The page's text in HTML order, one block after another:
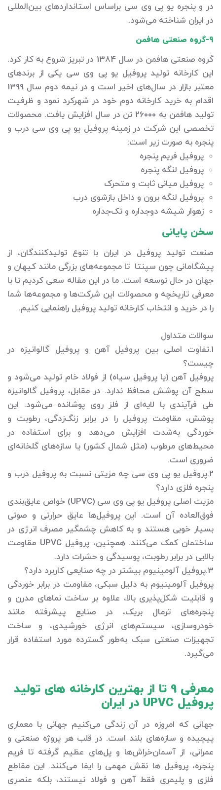
در و پنجره یو پی وی سی براساس استانداردهای بین‌المللی
در ایران شناخته می‌شود.
9-گروه صنعتی هافمن
گروه صنعتی هافمن در سال 1384 در تبریز شروع به کار کرد.
این کارخانه تولید پروفیل یو پی وی سی یکی از برندهای
معتبر بازار در سال‌های اخیر است و در نیمه دوم سال 1399
اقدام به خرید کارخانه دوم خود در شهرکرد نمود و ظرفیت
تولید هافمن به 26000 تن در سال افزایش یافت. محصولات
تخصصی این شرکت در زمینه پروفیل یو پی وی سی درب و
پنجره به صورت زیر است:
پروفیل فریم پنجره
پروفیل لنگه پنجره
پروفیل میانی ثابت و متحرک
پروفیل لنگه برون و داخل بازشوی درب
زهوار شیشه دوجداره و تک‌جداره
سخن پایانی
صنعت تولید پروفیل در ایران با تنوع تولیدکنندگان، از
پیشگامانی چون سپنتا تا مجموعه‌های بزرگی مانند کیهان و
جهان در حال توسعه است. ما در این مقاله سعی کردیم تا با
معرفی تاریخچه و محصولات این شرکت‌ها و مجموعه‌ها شما
را در خرید و انتخاب کارخانه تولید پروفیل راهنمایی کنیم.
سوالات متداول
1.تفاوت اصلی بین پروفیل آهن و پروفیل گالوانیزه در
چیست؟
پروفیل آهن (یا پروفیل سیاه) از فولاد خام تولید می‌شود و
سطح آن پوشش محافظ ندارد. در مقابل، پروفیل گالوانیزه
طی فرآیندی با لایه‌ای از فلز روی پوشانده می‌شود. این
پوشش، مقاومت پروفیل را در برابر زنگ‌زدگی، رطوبت و
خوردگی به‌شدت افزایش می‌دهد و برای استفاده در
محیط‌های مرطوب (مثل شمال کشور) یا سازه‌های گلخانه‌ای
ضروری است.
2.پروفیل یو پی وی سی چه مزیتی نسبت به پروفیل درب و
پنجره فلزی دارد؟
مزیت اصلی پروفیل یو پی وی سی (UPVC) خواص عایق‌بندی
فوق‌العاده آن است. این پروفیل‌ها عایق حرارتی و صوتی
بسیار خوبی هستند و به کاهش چشمگیر مصرف انرژی در
ساختمان کمک می‌کنند. همچنین، پروفیل UPVC مقاومت
بالایی در برابر رطوبت، پوسیدگی و حشرات دارد.
3.پروفیل آلومینیوم بیشتر در چه صنایعی کاربرد دارد؟
پروفیل آلومینیوم به دلیل سبکی، مقاومت در برابر خوردگی
و قابلیت شکل‌پذیری بالا، علاوه بر ساخت نماهای مدرن و
پنجره‌های ترمال بریک، در صنایع پیشرفته مانند
خودروسازی، سیستم‌های انرژی خورشیدی، و ساخت
تجهیزات صنعتی سبک به‌طور گسترده مورد استفاده قرار
می‌گیرد.
معرفی 9 تا از بهترین کارخانه های تولید
پروفیل UPVC در ایران
جهانی که امروزه در آن زندگی می‌کنیم جهانی با معماری
پیچیده و سازه‌های بلند است. در قلب هر پروژه صنعتی و
عمرانی، از آسمان‌خراش‌ها و پل‌های عظیم گرفته تا فریم‌
پنجره، پروفیل‌ ها نقش مهمی را ایفا می‌کنند. این مقاطع
فلزی و پلیمری فقط آهن و فولاد نیستند، بلکه عنصری